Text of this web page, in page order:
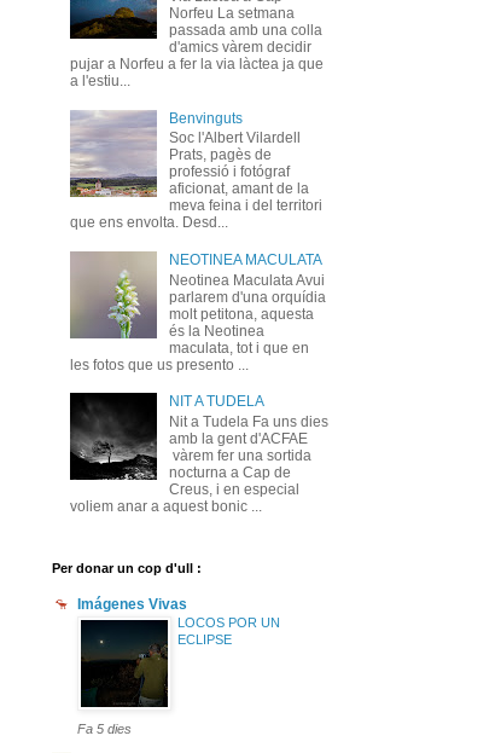
Norfeu La setmana
passada amb una colla
d'amics vàrem decidir
pujar a Norfeu a fer la via làctea ja que
a l'estiu...
Benvinguts
Soc l'Albert Vilardell
Prats, pagès de
professió i fotógraf
aficionat, amant de la
meva feina i del territori
que ens envolta. Desd...
NEOTINEA MACULATA
Neotinea Maculata Avui
parlarem d'una orquídia
molt petitona, aquesta
és la Neotinea
maculata, tot i que en
les fotos que us presento ...
NIT A TUDELA
Nit a Tudela Fa uns dies
amb la gent d'ACFAE
vàrem fer una sortida
nocturna a Cap de
Creus, i en especial
voliem anar a aquest bonic ...
Per donar un cop d'ull :
Imágenes Vivas
LOCOS POR UN
ECLIPSE
Fa 5 dies